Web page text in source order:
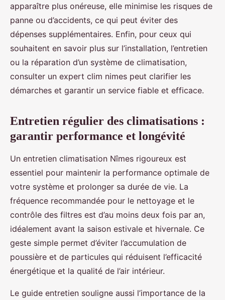
apparaître plus onéreuse, elle minimise les risques de
panne ou d’accidents, ce qui peut éviter des
dépenses supplémentaires. Enfin, pour ceux qui
souhaitent en savoir plus sur l’installation, l’entretien
ou la réparation d’un système de climatisation,
consulter un expert clim nimes peut clarifier les
démarches et garantir un service fiable et efficace.
Entretien régulier des climatisations :
garantir performance et longévité
Un entretien climatisation Nîmes rigoureux est
essentiel pour maintenir la performance optimale de
votre système et prolonger sa durée de vie. La
fréquence recommandée pour le nettoyage et le
contrôle des filtres est d’au moins deux fois par an,
idéalement avant la saison estivale et hivernale. Ce
geste simple permet d’éviter l’accumulation de
poussière et de particules qui réduisent l’efficacité
énergétique et la qualité de l’air intérieur.
Le guide entretien souligne aussi l’importance de la